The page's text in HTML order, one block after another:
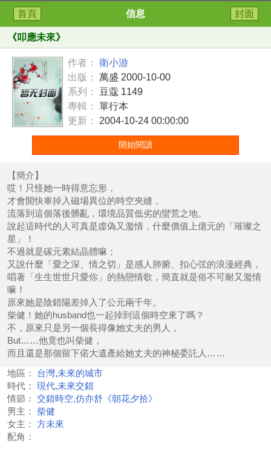
首頁 信息 封面
《叩應未來》
作者：
衛小游
出版：
萬盛 2000-10-00
系列：
豆蔻 1149
專輯：
單行本
更新：
2004-10-24 00:00:00
開始閱讀
【簡介】
哎！只怪她一時得意忘形，
才會開快車掉入磁場異位的時空夾縫，
流落到這個落後髒亂，環境品質低劣的蠻荒之地。
說起這時代的人可真是虛偽又濫情，什麼價值上億元的「璀璨之
星」！
不過就是碳元素結晶體嘛；
又說什麼「愛之深、情之切」是感人肺腑、扣心弦的浪漫經典，
唱著「生生世世只愛你」的熱戀情歌，簡直就是俗不可耐又濫情
嘛！
原來她是陰錯陽差掉入了公元兩千年。
柴健！她的husband也一起掉到這個時空來了嗎？
不，原來只是另一個長得像她丈夫的男人，
But……他竟也叫柴健，
而且還是那個留下偌大遺產給她丈夫的神秘委託人……
地區：
台灣,未來的城市
時代：
現代,未來交錯
情節：
交錯時空,仿亦舒《朝花夕拾》
男主：
柴健
女主：
方未來
配角：